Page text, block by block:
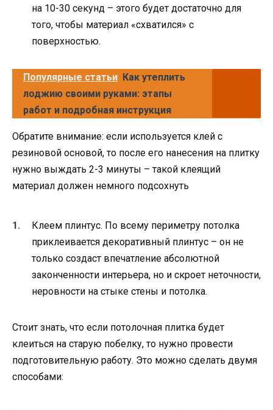
на 10-30 секунд – этого будет достаточно для
того, чтобы материал «схватился» с
поверхностью.
Популярные статьи Как утеплить
лоджию своими руками: этапы
работ и подробная инструкция
Обратите внимание: если используется клей с
резиновой основой, то после его нанесения на плитку
нужно выждать 2-3 минуты – такой клеящий
материал должен немного подсохнуть
Клеем плинтус. По всему периметру потолка
приклеивается декоративный плинтус – он не
только создаст впечатление абсолютной
законченности интерьера, но и скроет неточности,
неровности на стыке стены и потолка.
Стоит знать, что если потолочная плитка будет
клеиться на старую побелку, то нужно провести
подготовительную работу. Это можно сделать двумя
способами: